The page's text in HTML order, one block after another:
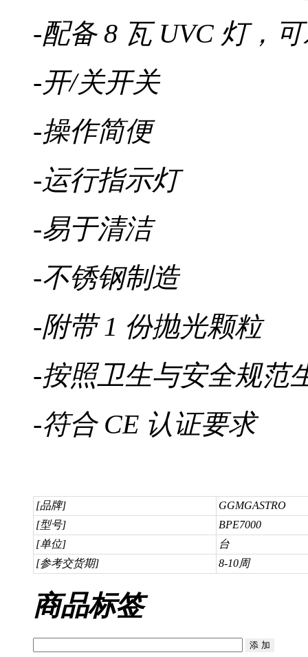
-配备 8 瓦 UVC 灯，
-开/关开关
-操作简便
-运行指示灯
-易于清洁
-不锈钢制造
-附带 1 份抛光颗粒
-按照卫生与安全规范
-符合 CE 认证要求
[品牌]
GGMGASTRO
[型号]
BPE7000
[单位]
台
[参考交货期]
8-10周
商品标签